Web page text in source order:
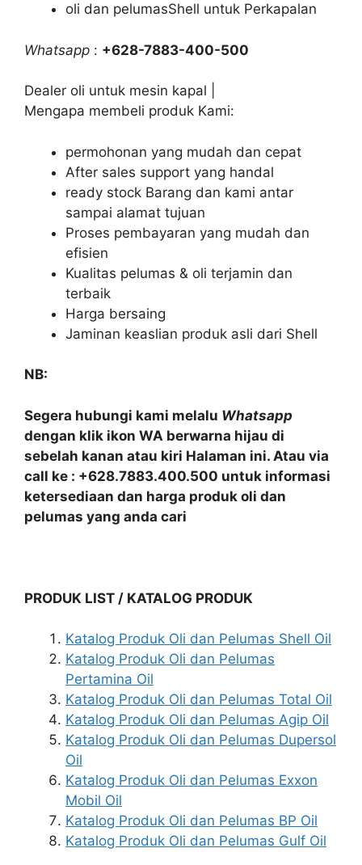
oli dan pelumasShell untuk Perkapalan
Whatsapp : +628-7883-400-500
Dealer oli untuk mesin kapal |
Mengapa membeli produk Kami:
permohonan yang mudah dan cepat
After sales support yang handal
ready stock Barang dan kami antar
sampai alamat tujuan
Proses pembayaran yang mudah dan
efisien
Kualitas pelumas & oli terjamin dan
terbaik
Harga bersaing
Jaminan keaslian produk asli dari Shell
NB:
Segera hubungi kami melalu Whatsapp
dengan klik ikon WA berwarna hijau di
sebelah kanan atau kiri Halaman ini. Atau via
call ke : +628.7883.400.500 untuk informasi
ketersediaan dan harga produk oli dan
pelumas yang anda cari
PRODUK LIST / KATALOG PRODUK
Katalog Produk Oli dan Pelumas Shell Oil
Katalog Produk Oli dan Pelumas
Pertamina Oil
Katalog Produk Oli dan Pelumas Total Oil
Katalog Produk Oli dan Pelumas Agip Oil
Katalog Produk Oli dan Pelumas Dupersol
Oil
Katalog Produk Oli dan Pelumas Exxon
Mobil Oil
Katalog Produk Oli dan Pelumas BP Oil
Katalog Produk Oli dan Pelumas Gulf Oil